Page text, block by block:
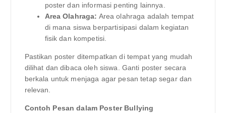
poster dan informasi penting lainnya.
Area Olahraga: Area olahraga adalah tempat
di mana siswa berpartisipasi dalam kegiatan
fisik dan kompetisi.
Pastikan poster ditempatkan di tempat yang mudah
dilihat dan dibaca oleh siswa. Ganti poster secara
berkala untuk menjaga agar pesan tetap segar dan
relevan.
Contoh Pesan dalam Poster Bullying